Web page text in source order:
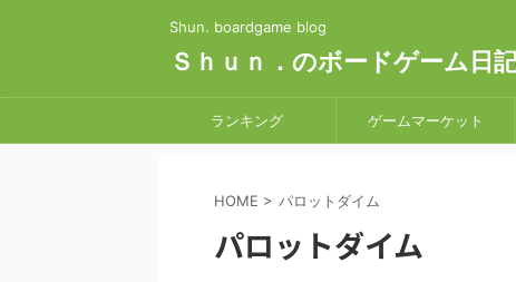
Shun. boardgame blog
Ｓｈｕｎ．のボードゲーム日
ランキング ゲームマーケット
HOME > パロットダイム
パロットダイム